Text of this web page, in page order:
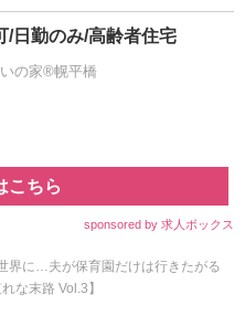
/日勤のみ/高齢者住宅
の家®幌平橋
こちら
sponsored by 求人ボックス
界に…夫が保育園だけは行きたがる
な末路 Vol.3】